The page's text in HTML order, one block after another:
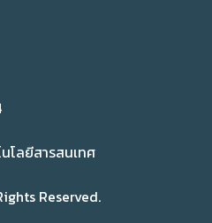
โลยีสารสนเทศ
Reserved.